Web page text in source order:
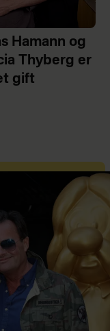
Hamann og
Thyberg er
gift